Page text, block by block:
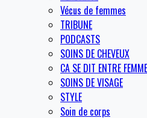
Vécus de femmes
TRIBUNE
PODCASTS
SOINS DE CHEVEUX
CA SE DIT ENTRE FEMME
SOINS DE VISAGE
STYLE
Soin de corps